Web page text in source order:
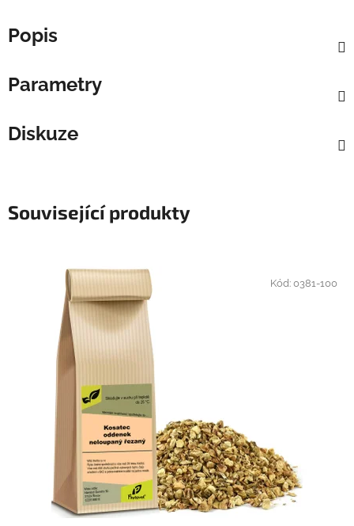
Popis
Parametry
Diskuze
Související produkty
Kód:0381-100